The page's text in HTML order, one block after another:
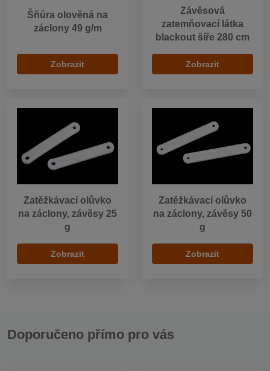
Šňůra olověná na
záclony 49 g/m
Zobrazit
Závěsová
zatemňovací látka
blackout šíře 280 cm
Zobrazit
Zatěžkávací olůvko
na záclony, závěsy 25
g
Zobrazit
Zatěžkávací olůvko
na záclony, závěsy 50
g
Zobrazit
Doporučeno přímo pro vás